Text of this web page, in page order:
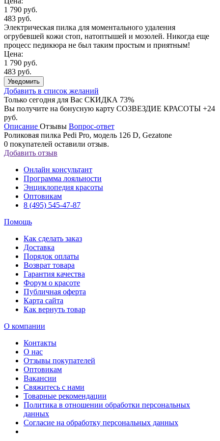
1 790 руб.
483 руб.
Электрическая пилка для моментального удаления
огрубевшей кожи стоп, натоптышей и мозолей. Никогда еще
процесс педикюра не был таким простым и приятным!
Цена:
1 790 руб.
483 руб.
Уведомить
Добавить в список желаний
Только сегодня для Вас СКИДКА 73%
Вы получите на бонусную карту СОЗВЕЗДИЕ КРАСОТЫ +24
руб.
Описание Отзывы Вопрос-ответ
Роликовая пилка Pedi Pro, модель 126 D, Gezatone
0 покупателей оставили отзыв.
Добавить отзыв
Онлайн консультант
Программа лояльности
Энциклопедия красоты
Оптовикам
8 (495) 545-47-87
Помощь
Как сделать заказ
Доставка
Порядок оплаты
Возврат товара
Гарантия качества
Форум о красоте
Публичная оферта
Карта сайта
Как вернуть товар
О компании
Контакты
О нас
Отзывы покупателей
Оптовикам
Вакансии
Свяжитесь с нами
Товарные рекомендации
Политика в отношении обработки персональных
данных
Согласие на обработку персональных данных